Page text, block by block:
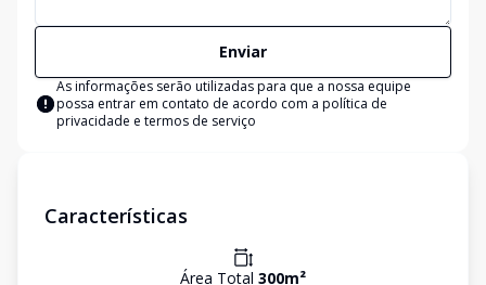
Enviar
As informações serão utilizadas para que a nossa equipe
possa entrar em contato de acordo com a política de
privacidade e termos de serviço
Características
Área Total 300m²